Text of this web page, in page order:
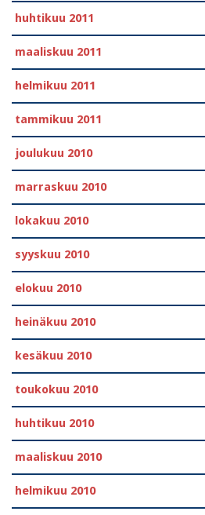
huhtikuu 2011
maaliskuu 2011
helmikuu 2011
tammikuu 2011
joulukuu 2010
marraskuu 2010
lokakuu 2010
syyskuu 2010
elokuu 2010
heinäkuu 2010
kesäkuu 2010
toukokuu 2010
huhtikuu 2010
maaliskuu 2010
helmikuu 2010